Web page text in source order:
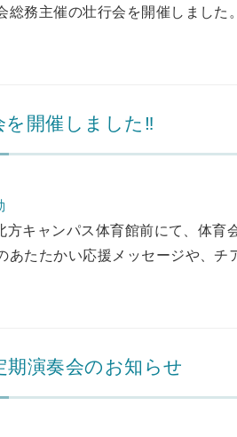
総務主催の壮行会を開催しまし
開催しました‼
キャンパス体育館前にて、体
あたたかい応援メッセージや、
演奏会のお知らせ